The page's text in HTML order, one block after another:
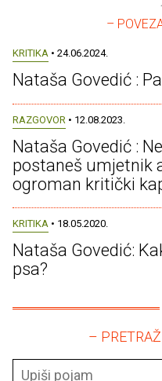
–
KRITIKA • 24.06.2024.
Nataša Govedić :
RAZGOVOR • 12.08.2023.
Nataša Govedić :
postaneš umjetnik
ogroman kritički
KRITIKA • 18.05.2020.
Nataša Govedić:
psa?
–